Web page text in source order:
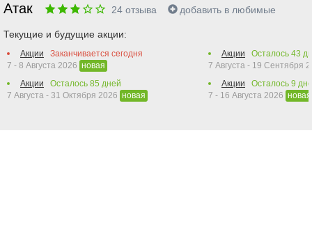
Атак 24 отзыва добавить в любимые
Текущие и будущие акции:
Акции
Заканчивается сегодня
7 - 8 Августа 2026 новая
Акции
Осталось 85 дней
7 Августа - 31 Октября 2026 новая
Акции Осталось 43
7 Августа - 19 Сентября
Акции
Осталось 9
7 - 16 Августа 2026 новая